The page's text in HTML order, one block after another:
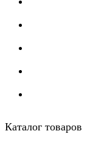
Каталог товаров